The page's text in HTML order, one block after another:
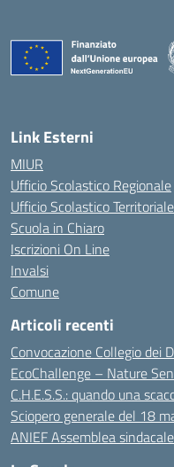
Link Esterni
MIUR
Ufficio Scolastico Regionale
Ufficio Scolastico Territoriale
Scuola in Chiaro
Iscrizioni On Line
Invalsi
Comune
Articoli recenti
Convocazione Collegio
EcoChallenge – Nature
C.H.E.S.S.: quando una
Sciopero generale del 18
ANIEF Assemblea